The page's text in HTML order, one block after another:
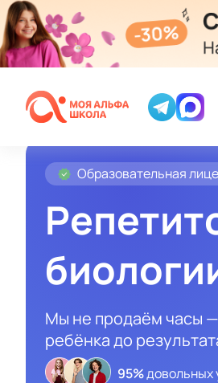
Образовательная
Мы не продаём часы
ребёнка до
95%довольных